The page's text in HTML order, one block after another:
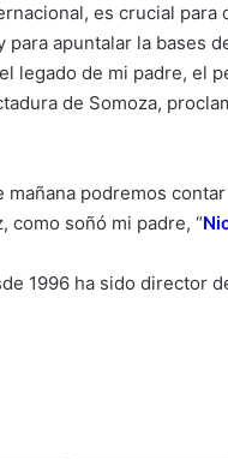
es crucial para
apuntalar la bases
legado de mi padre, el
de Somoza,
podremos
como soñó mi padre, “
1996 ha sido director